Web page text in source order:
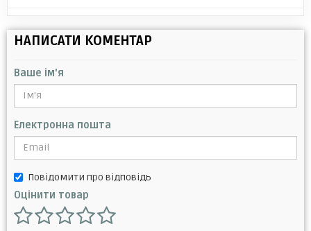
НАПИСАТИ КОМЕНТАР
Ваше ім'я
Електронна пошта
Повідомити про відповідь
Оцінити товар